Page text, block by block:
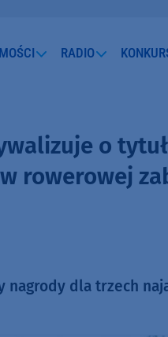
RADIO
o
rowerowej
nagrody dla trzech